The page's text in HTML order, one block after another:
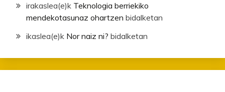
irakaslea(e)k Teknologia berriekiko
mendekotasunaz ohartzen bidalketan
ikaslea(e)k Nor naiz ni? bidalketan